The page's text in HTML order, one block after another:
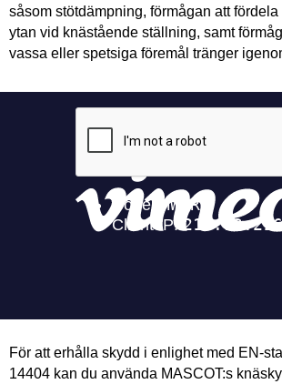
såsom stötdämpning, förmågan att
ytan vid knästående ställning, samt
vassa eller spetsiga föremål tränger
För att erhålla skydd i enlighet med EN-
14404 kan du använda MASCOT:s